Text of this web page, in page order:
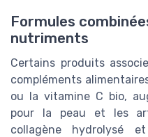
Formules
nutriments
Certains produits
compléments
ou la vitamine C bio,
pour la peau et les
collagène hydrolysé